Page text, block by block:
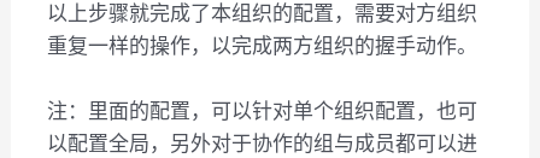
以上步骤就完成了本组织的配置，需要对方组织
重复一样的操作，以完成两方组织的握手动作。
注：里面的配置，可以针对单个组织配置，也可
以配置全局，另外对于协作的组与成员都可以进